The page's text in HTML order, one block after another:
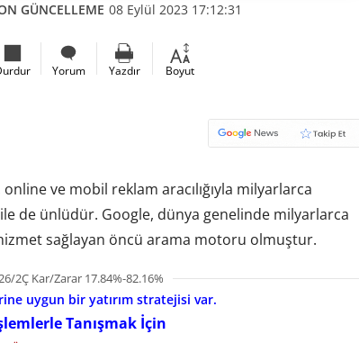
GÜNCELLEME 08 Eylül 2023 17:12:31
Yorum Yazdır Boyut
ve mobil reklam aracılığıyla milyarlarca
ile de ünlüdür. Google, dünya genelinde milyarlarca
sağlayan öncü arama motoru olmuştur.
2Ç Kar/Zarar 17.84%-82.16%
uygun bir yatırım stratejisi var.
Tanışmak İçin